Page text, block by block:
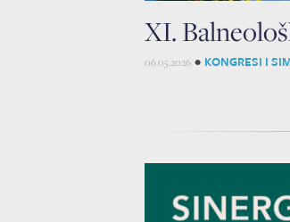
XI.
06.05.2026 • KONGRESI I